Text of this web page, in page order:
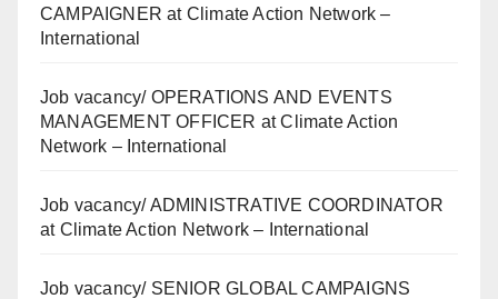
CAMPAIGNER at Climate Action Network –
International
Job vacancy/ OPERATIONS AND EVENTS
MANAGEMENT OFFICER at Climate Action
Network – International
Job vacancy/ ADMINISTRATIVE COORDINATOR
at Climate Action Network – International
Job vacancy/ SENIOR GLOBAL CAMPAIGNS